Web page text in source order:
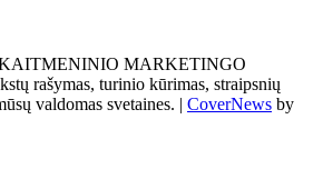
MARKETINGO
rašymas, turinio kūrimas, straipsnių
valdomas svetaines. | CoverNews by